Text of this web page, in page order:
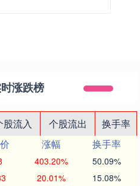
涨跌榜
股流入 个股流出
换手率
涨幅
换手率
403.20% 50.09%
20.01% 15.08%